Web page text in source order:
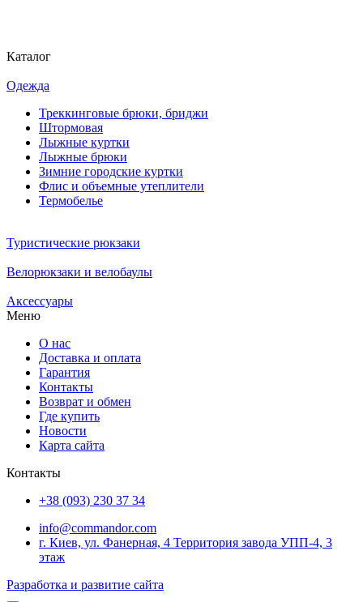
Каталог
Одежда
Треккинговые брюки, бриджи
Штормовая
Лыжные куртки
Лыжные брюки
Зимние городские куртки
Флис и объемные утеплители
Термобелье
Туристические рюкзаки
Велорюкзаки и велобаулы
Аксессуары
Меню
О нас
Доставка и оплата
Гарантия
Контакты
Возврат и обмен
Где купить
Новости
Карта сайта
Контакты
+38 (093) 230 37 34
info@commandor.com
г. Киев, ул. Фанерная, 4 Территория завода УПП-4, 3
этаж
Разработка и развитие сайта